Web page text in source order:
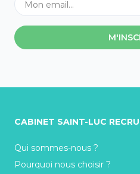
CABINET SAINT-LUC
Qui sommes-nous ?
Pourquoi nous choisir ?